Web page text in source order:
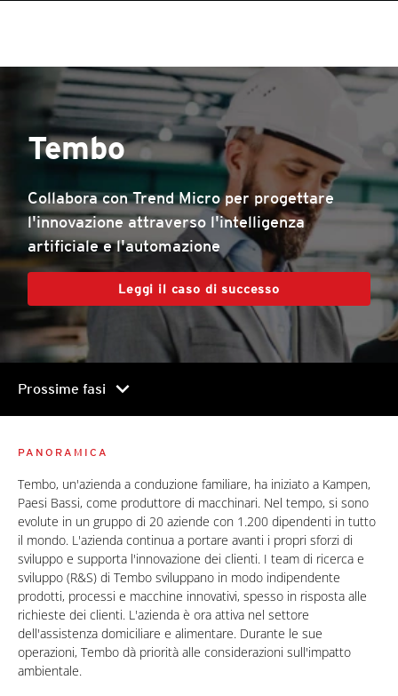
Tembo
Collabora con Trend Micro per progettare
l'innovazione attraverso l'intelligenza
artificiale e l'automazione
Leggi il caso di successo
Prossime fasi chevron_right
PANORAMICA
Tembo, un'azienda a conduzione familiare, ha iniziato a Kampen,
Paesi Bassi, come produttore di macchinari. Nel tempo, si sono
evolute in un gruppo di 20 aziende con 1.200 dipendenti in tutto
il mondo. L'azienda continua a portare avanti i propri sforzi di
sviluppo e supporta l'innovazione dei clienti. I team di ricerca e
sviluppo (R&S) di Tembo sviluppano in modo indipendente
prodotti, processi e macchine innovativi, spesso in risposta alle
richieste dei clienti. L'azienda è ora attiva nel settore
dell'assistenza domiciliare e alimentare. Durante le sue
operazioni, Tembo dà priorità alle considerazioni sull'impatto
ambientale.
Products
Products
Products
Products